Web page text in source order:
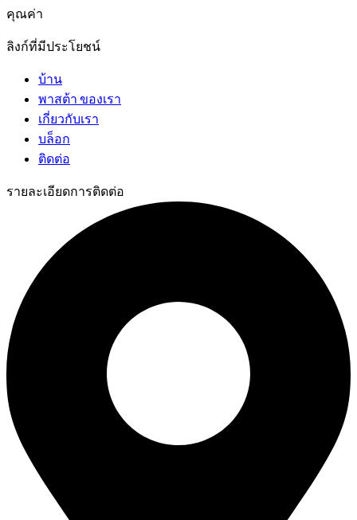
คุณค่า
ลิงก์ที่มีประโยชน์
บ้าน
พาสต้า ของเรา
เกี่ยวกับเรา
บล็อก
ติดต่อ
รายละเอียดการติดต่อ